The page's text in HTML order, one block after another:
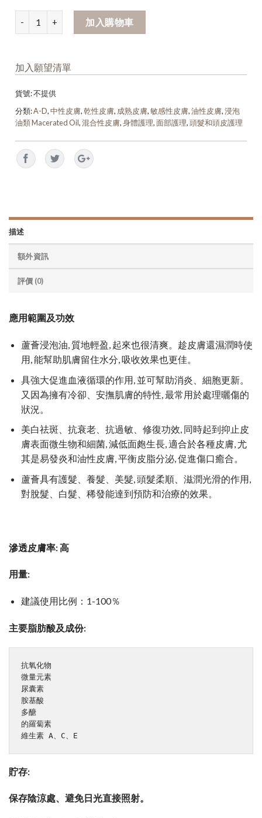
加入購物車
加入願望清單
貨號:不提供
分類:A-D,中性皮膚,乾性皮膚, 成熟皮膚,敏感性皮膚,油性皮膚,浸泡
油類 Macerated Oil,混合性皮膚,身體護理,面部護理,頭髮和頭皮護理
描述
額外資訊
評價 (0)
應用範圍及功效
蘆薈浸泡油, 質地輕盈, 起來也很清爽。趁皮膚還濕潤時使
用, 能幫助肌膚留住水分, 吸收效果也更佳。
具強大促進血液循環的作用, 並可幫助消炎、細胞更新。
又因為擁有冷卻、安撫肌膚的特性, 最常用於處理曬傷的
狀況。
美白祛斑、抗衰老、抗過敏、修復功效, 同時起到抑止皮
膚表面微生物和細菌, 減低面皰生長, 適合於各種皮膚, 尤
其是易發炎和油性皮膚, 平衡皮脂分泌, 促進傷口癒合。
蘆薈具有護髮、養髮、美髮, 頭髮柔順、滋潤光滑的作用,
對脫髮、白髮、稀發能達到預防和治療的效果。
滲透皮膚率: 高
用量:
建議使用比例：1-100％
主要脂肪酸及成份:
抗氧化物
微量元素
尿囊素
胺基酸
多醣
的羅蔔素
維生素 A、C、E
貯存:
保存陰涼處、避免日光直接照射。